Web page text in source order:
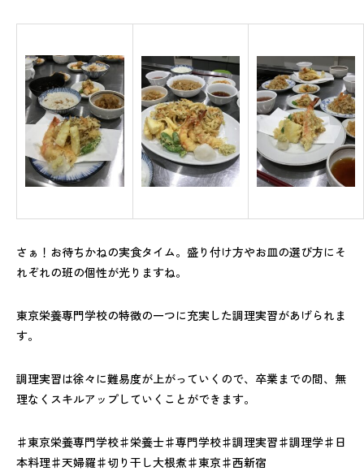
さぁ！お待ちかねの実食タイム。盛り付け方やお皿の選び方にそ
れぞれの班の個性が光りますね。
東京栄養専門学校の特徴の一つに充実した調理実習があげられま
す。
調理実習は徐々に難易度が上がっていくので、卒業までの間、無
理なくスキルアップしていくことができます。
♯東京栄養専門学校♯栄養士♯専門学校♯調理実習♯調理学♯日
本料理♯天婦羅♯切り干し大根煮♯東京♯西新宿